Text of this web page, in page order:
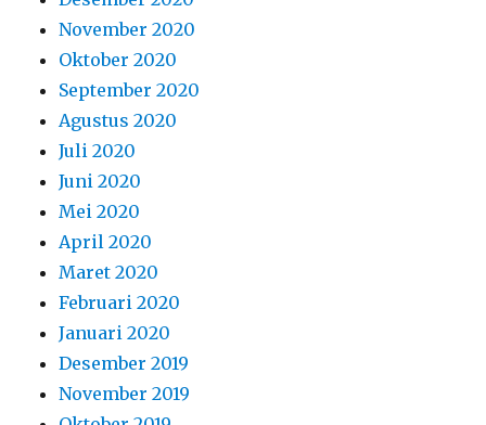
April 2020
Maret 2020
Februari 2020
Januari 2020
Desember 2019
November 2019
Oktober 2019
September 2019
Agustus 2019
Juli 2019
Juni 2019
Mei 2019
April 2019
Maret 2019